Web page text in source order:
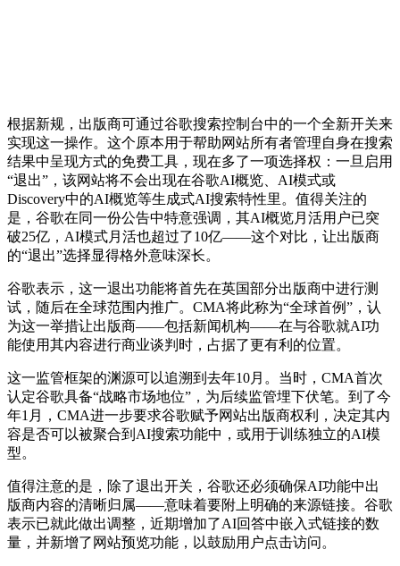
根据新规，出版商可通过谷歌搜索控制台中的一个全新开关来
实现这一操作。这个原本用于帮助网站所有者管理自身在搜索
结果中呈现方式的免费工具，现在多了一项选择权：一旦启用
“退出”，该网站将不会出现在谷歌AI概览、AI模式或
Discovery中的AI概览等生成式AI搜索特性里。值得关注的
是，谷歌在同一份公告中特意强调，其AI概览月活用户已突
破25亿，AI模式月活也超过了10亿——这个对比，让出版商
的“退出”选择显得格外意味深长。
谷歌表示，这一退出功能将首先在英国部分出版商中进行测
试，随后在全球范围内推广。CMA将此称为“全球首例”，认
为这一举措让出版商——包括新闻机构——在与谷歌就AI功
能使用其内容进行商业谈判时，占据了更有利的位置。
这一监管框架的渊源可以追溯到去年10月。当时，CMA首次
认定谷歌具备“战略市场地位”，为后续监管埋下伏笔。到了今
年1月，CMA进一步要求谷歌赋予网站出版商权利，决定其内
容是否可以被聚合到AI搜索功能中，或用于训练独立的AI模
型。
值得注意的是，除了退出开关，谷歌还必须确保AI功能中出
版商内容的清晰归属——意味着要附上明确的来源链接。谷歌
表示已就此做出调整，近期增加了AI回答中嵌入式链接的数
量，并新增了网站预览功能，以鼓励用户点击访问。